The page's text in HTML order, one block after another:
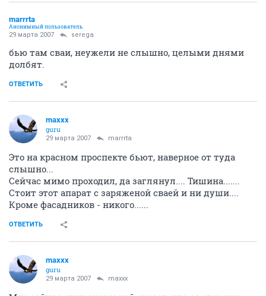
marrrta
Анонимный пользователь
29 марта 2007 serega
бью там сваи, неужели не слышно, целыми днями
долбят.
ОТВЕТИТЬ
maxxx
guru
29 марта 2007 marrrta
Это на красном проспекте бьют, наверное от туда
слышно...
Сейчас мимо проходил, да заглянул.... Тишина.......
Стоит этот апарат с заряженой сваей и ни души....
Кроме фасадников - никого......
ОТВЕТИТЬ
maxxx
guru
29 марта 2007 maxxx